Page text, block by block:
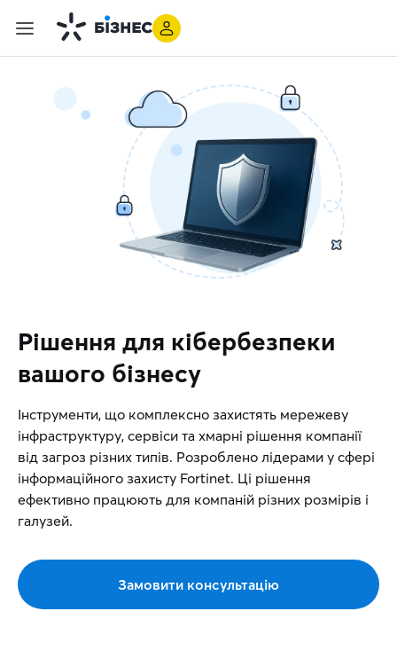
Рішення для кібербезпеки
вашого бізнесу
Інструменти, що комплексно захистять мережеву
інфраструктуру, сервіси та хмарні рішення компанії
від загроз різних типів. Розроблено лідерами у сфері
інформаційного захисту Fortinet. Ці рішення
ефективно працюють для компаній різних розмірів і
галузей.
Замовити консультацію